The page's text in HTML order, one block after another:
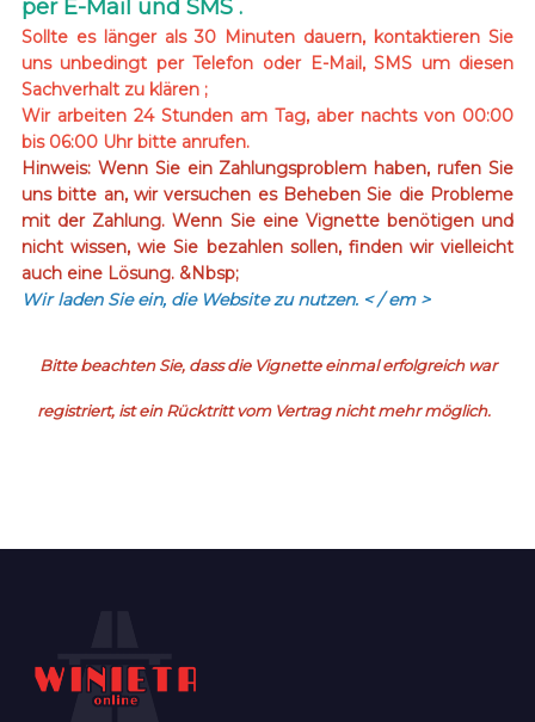
per E-Mail und SMS .
Sollte es länger als 30 Minuten dauern, kontaktieren Sie
uns unbedingt per Telefon oder E-Mail, SMS um diesen
Sachverhalt zu klären ;
Wir arbeiten 24 Stunden am Tag, aber nachts von 00:00
bis 06:00 Uhr bitte anrufen.
Hinweis: Wenn Sie ein Zahlungsproblem haben, rufen Sie
uns bitte an, wir versuchen es Beheben Sie die Probleme
mit der Zahlung. Wenn Sie eine Vignette benötigen und
nicht wissen, wie Sie bezahlen sollen, finden wir vielleicht
auch eine Lösung. &Nbsp;
Wir laden Sie ein, die Website zu nutzen. < / em >
Bitte beachten Sie, dass die Vignette einmal erfolgreich war
registriert, ist ein Rücktritt vom Vertrag nicht mehr möglich.